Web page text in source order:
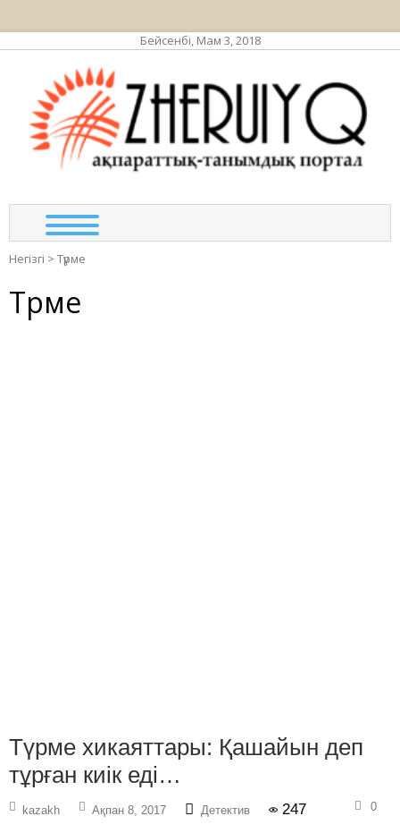
Бейсенбі, Мам 3, 2018
Негізгі > Түрме
Түрме
Түрме хикаяттары: Қашайын деп
тұрған киік еді…
kazakh Ақпан 8, 2017 Детектив 247 0